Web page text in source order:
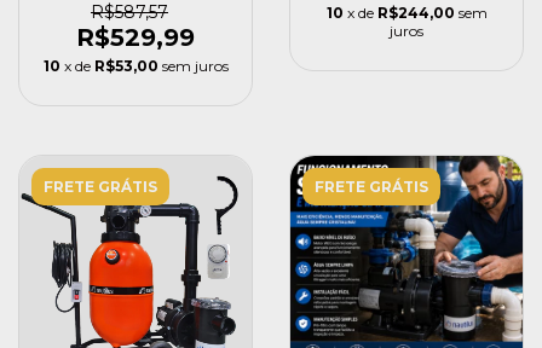
R$587,57
R$529,99
10 x de R$53,00 sem juros
10 x de R$244,00 sem
juros
FRETE GRÁTIS FRETE GRÁTIS